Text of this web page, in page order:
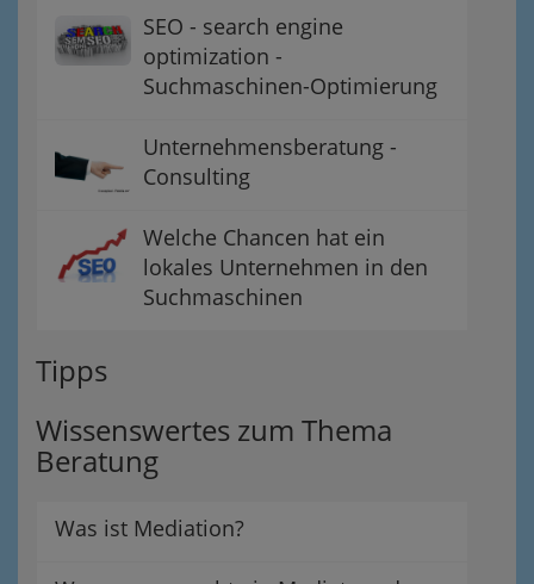
SEO - search engine
optimization -
Suchmaschinen-Optimierung
Unternehmensberatung -
Consulting
Welche Chancen hat ein
lokales Unternehmen in den
Suchmaschinen
Tipps
Wissenswertes zum Thema
Beratung
Was ist Mediation?